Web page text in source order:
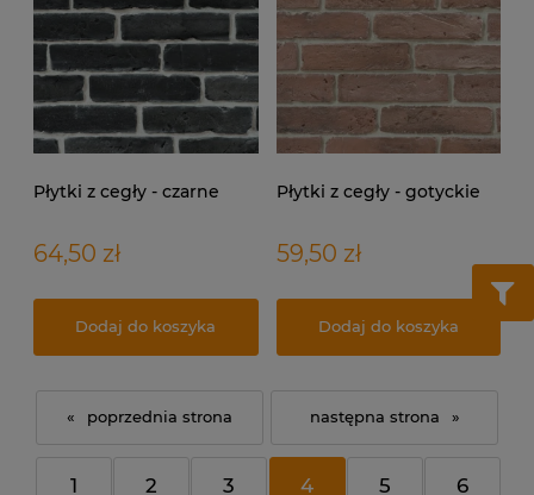
Płytki z cegły - czarne
64,50 zł
Dodaj do koszyka
Płytki z cegły - gotyckie
59,50 zł
Dodaj do koszyka
«
1 2 3 4 5 6
»